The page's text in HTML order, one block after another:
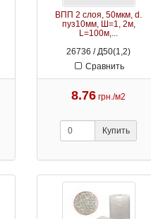
ВПП 2 слоя, 50мкм, d.
пуз10мм, Ш=1, 2м,
L=100м,...
26736 / Д50(1,2)
Сравнить
8.76 грн./м2
Купить